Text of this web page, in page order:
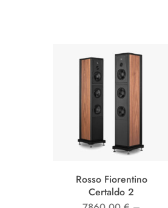
Rosso Fiorentino
Certaldo 2